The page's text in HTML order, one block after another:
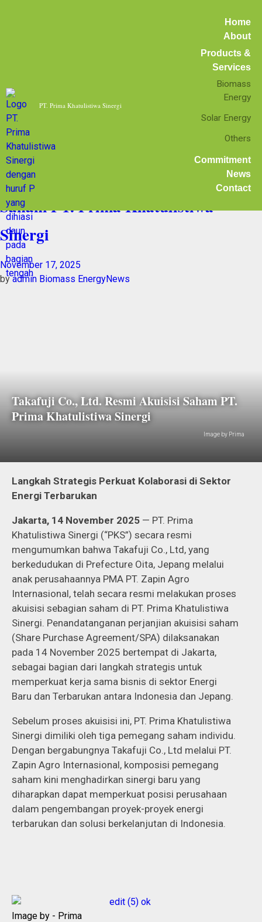
PT. Prima Khatulistiwa Sinergi
Home
About
Products &
Services
Biomass
Energy
Solar Energy
Others
Commitment
News
Contact
Industri Energi
Indonesia
Takafuji Co., Ltd. Resmi Akuisisi
Saham PT. Prima Khatulistiwa
Sinergi
November 17, 2025
by admin Biomass EnergyNews
Takafuji Co., Ltd. Resmi Akuisisi Saham PT.
Prima Khatulistiwa Sinergi
Image by Prima
Langkah Strategis Perkuat Kolaborasi di Sektor
Energi Terbarukan
Jakarta, 14 November 2025 — PT. Prima
Khatulistiwa Sinergi (“PKS”) secara resmi
mengumumkan bahwa Takafuji Co., Ltd, yang
berkedudukan di Prefecture Oita, Jepang melalui
anak perusahaannya PMA PT. Zapin Agro
Internasional, telah secara resmi melakukan proses
akuisisi sebagian saham di PT. Prima Khatulistiwa
Sinergi. Penandatanganan perjanjian akuisisi saham
(Share Purchase Agreement/SPA) dilaksanakan
pada 14 November 2025 bertempat di Jakarta,
sebagai bagian dari langkah strategis untuk
memperkuat kerja sama bisnis di sektor Energi
Baru dan Terbarukan antara Indonesia dan Jepang.
Sebelum proses akuisisi ini, PT. Prima Khatulistiwa
Sinergi dimiliki oleh tiga pemegang saham individu.
Dengan bergabungnya Takafuji Co., Ltd melalui PT.
Zapin Agro Internasional, komposisi pemegang
saham kini menghadirkan sinergi baru yang
diharapkan dapat memperkuat posisi perusahaan
dalam pengembangan proyek-proyek energi
terbarukan dan solusi berkelanjutan di Indonesia.
Image by - Prima